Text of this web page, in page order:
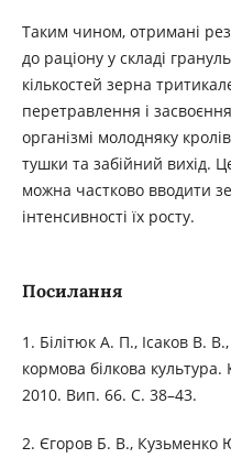
Таким чином, отримані
до раціону у складі
кількостей зерна
перетравлення і
організмі молодняку
тушки та забійний вихід.
можна частково вводити
інтенсивності їх росту.
Посилання
1. Білітюк А. П., Ісаков В.
кормова білкова
2010. Вип. 66. C. 38–43.
2. Єгоров Б. В., Кузьменко